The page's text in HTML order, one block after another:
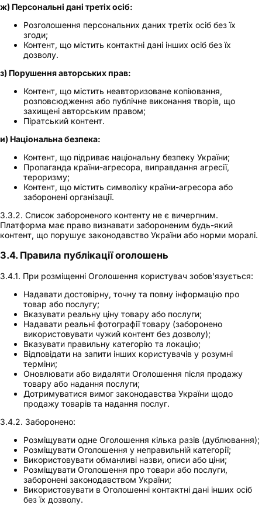
ж) Персональні дані третіх осіб:
Розголошення персональних даних третіх осіб без їх
згоди;
Контент, що містить контактні дані інших осіб без їх
дозволу.
з) Порушення авторських прав:
Контент, що містить неавторизоване копіювання,
розповсюдження або публічне виконання творів, що
захищені авторським правом;
Піратський контент.
и) Національна безпека:
Контент, що підриває національну безпеку України;
Пропаганда країни-агресора, виправдання агресії,
тероризму;
Контент, що містить символіку країни-агресора або
заборонені організації.
3.3.2. Список забороненого контенту не є вичерпним.
Платформа має право визнавати забороненим будь-який
контент, що порушує законодавство України або норми моралі.
3.4. Правила публікації оголошень
3.4.1. При розміщенні Оголошення користувач зобов'язується:
Надавати достовірну, точну та повну інформацію про
товар або послугу;
Вказувати реальну ціну товару або послуги;
Надавати реальні фотографії товару (заборонено
використовувати чужий контент без дозволу);
Вказувати правильну категорію та локацію;
Відповідати на запити інших користувачів у розумні
терміни;
Оновлювати або видаляти Оголошення після продажу
товару або надання послуги;
Дотримуватися вимог законодавства України щодо
продажу товарів та надання послуг.
3.4.2. Заборонено:
Розміщувати одне Оголошення кілька разів (дублювання);
Розміщувати Оголошення у неправильній категорії;
Використовувати обманливі назви, описи або ціни;
Розміщувати Оголошення про товари або послуги,
заборонені законодавством України;
Використовувати в Оголошенні контактні дані інших осіб
без їх дозволу.